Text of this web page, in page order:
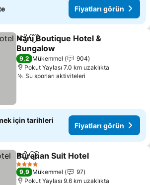
Fiyatları görün
PaylaşFavorilerime ekle
Nani Boutique Hotel &
Bungalow
9,2 Mükemmel
904
Pokut Yaylası 7.0 km uzaklıkta
Su sporları aktiviteleri
için tarihleri
Fiyatları görün
PaylaşFavorilerime ekle
Burahan Suit Hotel
4 Yıldız
9,9 Mükemmel
97
Pokut Yaylası 9.6 km uzaklıkta